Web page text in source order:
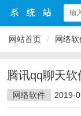
网站首页 / 网络
腾讯qq聊天
网络软件 2019-